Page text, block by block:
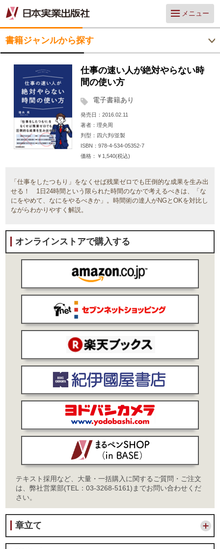
メニュー
書籍ジャンルから探す
仕事の速い人が絶対やらない時
間の使い方
電子書籍あり
発売日
2016.02.11
著者
理央周
判型
四六判/並製
ISBN
978-4-534-05352-7
価格
￥1,540(税込)
「仕事をしたつもり」をなくせば残業ゼロでも圧倒的な成果を生み出
せる！ 1日24時間という限られた時間のなかで考えるべきは、「な
にをやめて、なにをやるべきか」。時間術の達人がNGとOKを対比し
ながらわかりやすく解説。
オンラインストアで購入する
テキスト採用など、大量・一括購入に関するご質問・ご注文
は、弊社営業部(TEL：03-3268-5161)までお問い合わせくだ
さい。
章立て